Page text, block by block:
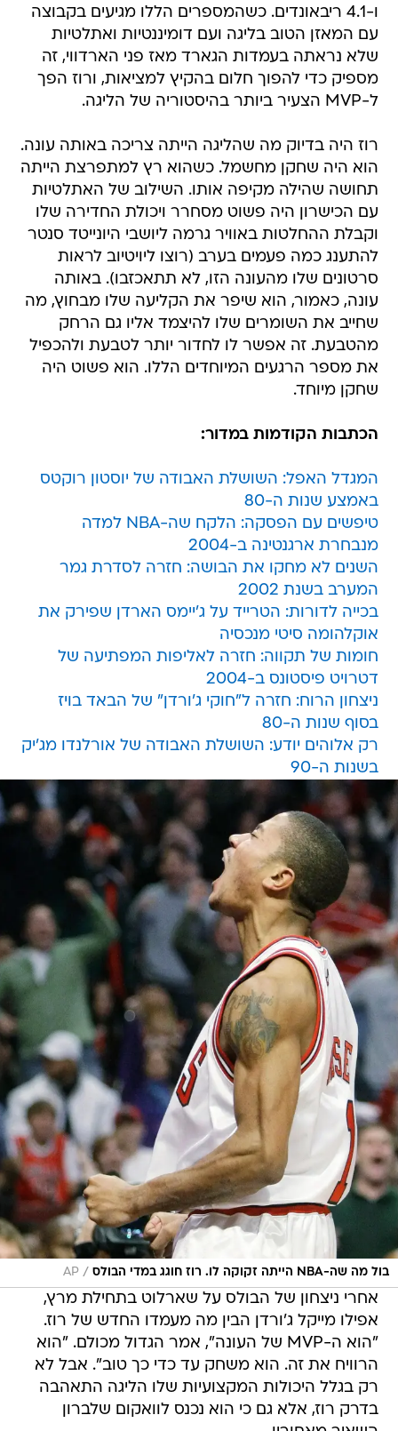
ו-4.1 ריבאונדים. כשהמספרים הללו מגיעים בקבוצה
עם המאזן הטוב בליגה ועם דומיננטיות ואתלטיות
שלא נראתה בעמדות הגארד מאז פני הארדווי, זה
מספיק כדי להפוך חלום בהקיץ למציאות, ורוז הפך
ל-MVP הצעיר ביותר בהיסטוריה של הליגה.
רוז היה בדיוק מה שהליגה הייתה צריכה באותה עונה.
הוא היה שחקן מחשמל. כשהוא רץ למתפרצת הייתה
תחושה שהילה מקיפה אותו. השילוב של האתלטיות
עם הכישרון היה פשוט מסחרר ויכולת החדירה שלו
וקבלת ההחלטות באוויר גרמה ליושבי היונייטד סנטר
להתענג כמה פעמים בערב (רוצו ליויטיוב לראות
סרטונים שלו מהעונה הזו, לא תתאכזבו). באותה
עונה, כאמור, הוא שיפר את הקליעה שלו מבחוץ, מה
שחייב את השומרים שלו להיצמד אליו גם הרחק
מהטבעת. זה אפשר לו לחדור יותר לטבעת ולהכפיל
את מספר הרגעים המיוחדים הללו. הוא פשוט היה
שחקן מיוחד.
הכתבות הקודמות במדור:
המגדל האפל: השושלת האבודה של יוסטון רוקטס
באמצע שנות ה-80
טיפשים עם הפסקה: הלקח שה-NBA למדה
מנבחרת ארגנטינה ב-2004
השנים לא מחקו את הבושה: חזרה לסדרת גמר
המערב בשנת 2002
בכייה לדורות: הטרייד על ג'יימס הארדן שפירק את
אוקלהומה סיטי מנכסיה
חומות של תקווה: חזרה לאליפות המפתיעה של
דטרויט פיסטונס ב-2004
ניצחון הרוח: חזרה ל"חוקי ג'ורדן" של הבאד בויז
בסוף שנות ה-80
רק אלוהים יודע: השושלת האבודה של אורלנדו מג'יק
בשנות ה-90
בול מה שה-NBA הייתה זקוקה לו. רוז חוגג במדי הבולס /
AP
אחרי ניצחון של הבולס על שארלוט בתחילת מרץ,
אפילו מייקל ג'ורדן הבין מה מעמדו החדש של רוז.
"הוא ה-MVP של העונה", אמר הגדול מכולם. "הוא
הרוויח את זה. הוא משחק עד כדי כך טוב". אבל לא
רק בגלל היכולות המקצועיות שלו הליגה התאהבה
בדרק רוז, אלא גם כי הוא נכנס לוואקום שלברון